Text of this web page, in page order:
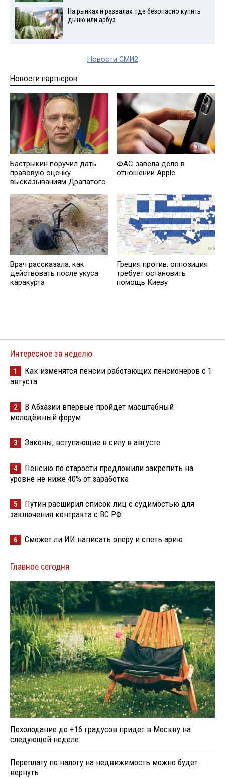
На рынках и развалах: где безопасно купить
дыню или арбуз
Новости СМИ2
Новости партнеров
Бастрыкин поручил дать
правовую оценку
высказываниям Драпатого
ФАС завела дело в
отношении Apple
Врач рассказала, как
действовать после укуса
каракурта
Греция против: оппозиция
требует остановить
помощь Киеву
Интересное за неделю
1
Как изменятся пенсии работающих пенсионеров с 1
августа
2
В Абхазии впервые пройдёт масштабный
молодёжный форум
3 Законы, вступающие в силу в августе
4
Пенсию по старости предложили закрепить на
уровне не ниже 40% от заработка
5
Путин расширил список лиц с судимостью для
заключения контракта с ВС РФ
6 Сможет ли ИИ написать оперу и спеть арию
Главное сегодня
Похолодание до +16 градусов придет в Москву на
следующей неделе
Переплату по налогу на недвижимость можно будет
вернуть